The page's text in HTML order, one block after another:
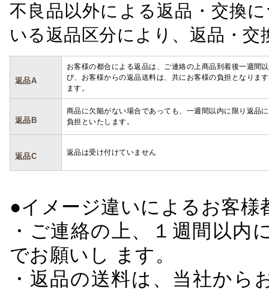
不良品以外による返品・交換
いる返品区分により、返品・
返品A
お客様の都合による返品は、ご連絡の上商品到着後一週間
び、お客様からの返品送料は、共にお客様の負担となりま
ます。
返品B
商品に欠陥がない場合であっても、一週間以内に限り返品
負担といたします。
返品C 返品は受け付けていません
●イメージ違いによるお客
・ご連絡の上、１週間以
でお願いし ます。
・返品の送料は、当社か